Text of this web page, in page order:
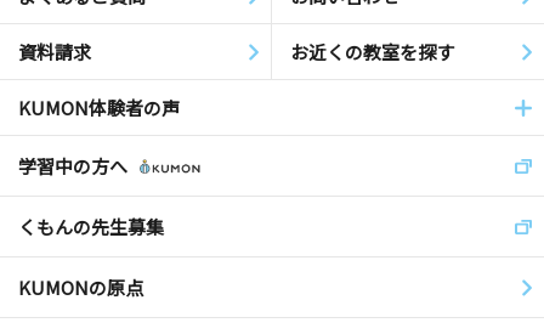
資料請求 お近くの教室を探す
KUMON体験者の声
学習中の方へ
くもんの先生募集
KUMONの原点